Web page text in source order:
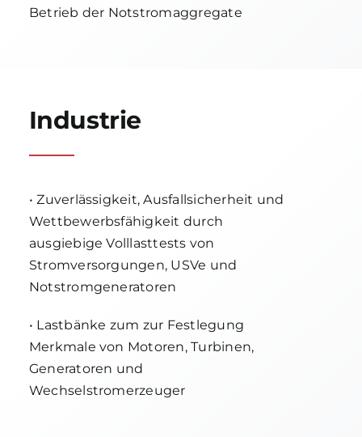
Betrieb der Notstromaggregate
Industrie
• Zuverlässigkeit, Ausfallsicherheit und
Wettbewerbsfähigkeit durch
ausgiebige Volllasttests von
Stromversorgungen, USVe und
Notstromgeneratoren
• Lastbänke zum zur Festlegung
Merkmale von Motoren, Turbinen,
Generatoren und
Wechselstromerzeuger